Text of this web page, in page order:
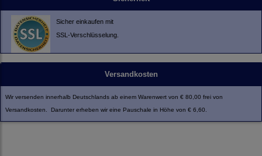
Sicher einkaufen mit
SSL-Verschlüsselung.
Versandkosten
Wir versenden innerhalb Deutschlands ab einem Warenwert von € 80,00 frei von
Versandkosten. Darunter erheben wir eine Pauschale in Höhe von € 6,60.